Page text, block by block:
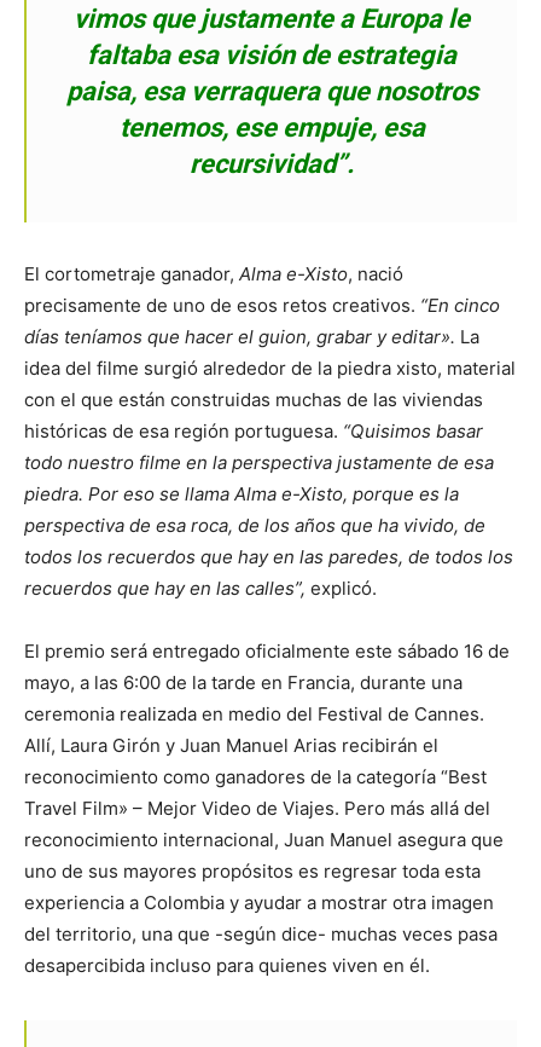
vimos que justamente a Europa le
faltaba esa visión de estrategia
paisa, esa verraquera que nosotros
tenemos, ese empuje, esa
recursividad”.
El cortometraje ganador, Alma e-Xisto, nació
precisamente de uno de esos retos creativos. “En cinco
días teníamos que hacer el guion, grabar y editar». La
idea del filme surgió alrededor de la piedra xisto, material
con el que están construidas muchas de las viviendas
históricas de esa región portuguesa. “Quisimos basar
todo nuestro filme en la perspectiva justamente de esa
piedra. Por eso se llama Alma e-Xisto, porque es la
perspectiva de esa roca, de los años que ha vivido, de
todos los recuerdos que hay en las paredes, de todos los
recuerdos que hay en las calles”, explicó.
El premio será entregado oficialmente este sábado 16 de
mayo, a las 6:00 de la tarde en Francia, durante una
ceremonia realizada en medio del Festival de Cannes.
Allí, Laura Girón y Juan Manuel Arias recibirán el
reconocimiento como ganadores de la categoría “Best
Travel Film» – Mejor Video de Viajes. Pero más allá del
reconocimiento internacional, Juan Manuel asegura que
uno de sus mayores propósitos es regresar toda esta
experiencia a Colombia y ayudar a mostrar otra imagen
del territorio, una que -según dice- muchas veces pasa
desapercibida incluso para quienes viven en él.